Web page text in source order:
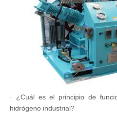
· ¿Cuál es el principio de
hidrógeno industrial?